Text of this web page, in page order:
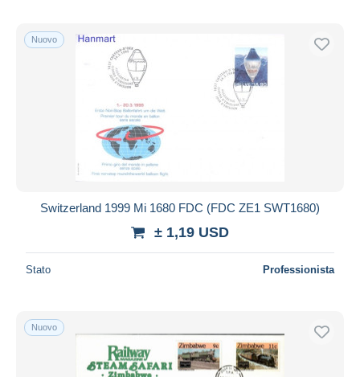
Nuovo
Switzerland 1999 Mi 1680 FDC (FDC ZE1 SWT1680)
± 1,19 USD
Stato Professionista
Nuovo